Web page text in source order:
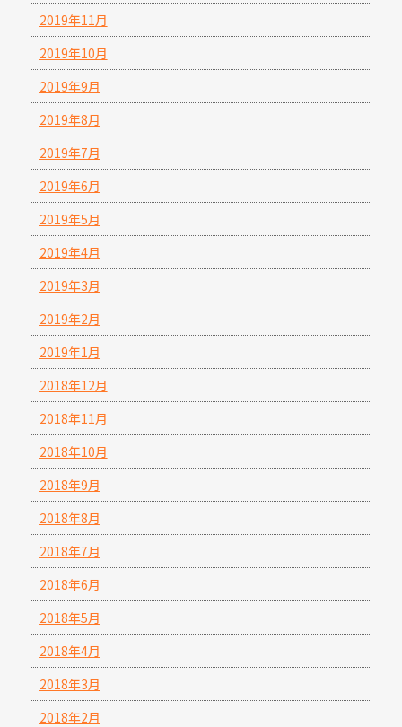
2019年11月
2019年10月
2019年9月
2019年8月
2019年7月
2019年6月
2019年5月
2019年4月
2019年3月
2019年2月
2019年1月
2018年12月
2018年11月
2018年10月
2018年9月
2018年8月
2018年7月
2018年6月
2018年5月
2018年4月
2018年3月
2018年2月